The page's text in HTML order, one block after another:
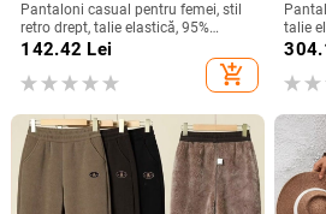
Pantaloni casual pentru femei, stil
retro drept, talie elastică, 95%
poliester, vară 2025
142.42 Lei
add_shopping_cart
talie